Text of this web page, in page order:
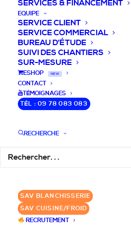
SERVICES & FINANCEMENT
EQUIPE
SERVICE CLIENT
SERVICE COMMERCIAL
BUREAU D’ÉTUDE
SUIVI DES CHANTIERS
SUR-MESURE
ESHOP NEW
CONTACT
TÉMOIGNAGES
TÉL : 09 78 083 083
RECHERCHE
SAV BLANCHISSERIE
SAV CUISINE/FROID
RECRUTEMENT
DEVIS /
QUESTIONS
votre projet de
✆ 09 78 083 083